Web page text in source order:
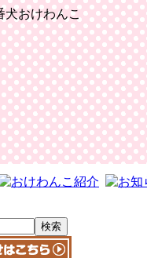
犬おけわんこ